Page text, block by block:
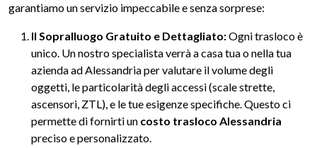
garantiamo un servizio impeccabile e senza sorprese:
Il Sopralluogo Gratuito e Dettagliato:Ogni trasloco è
unico. Un nostro specialista verrà a casa tua o nella tua
azienda ad Alessandria per valutare il volume degli
oggetti, le particolarità degli accessi (scale strette,
ascensori, ZTL), e le tue esigenze specifiche. Questo ci
permette di fornirti un costo trasloco Alessandria
preciso e personalizzato.